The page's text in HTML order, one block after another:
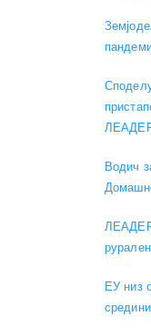
ЛЕАДЕР
Водич
ЛЕАДЕР
рурален
ЕУ низ
средини